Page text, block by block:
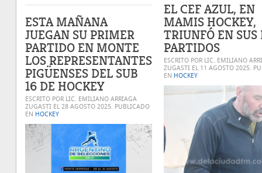
ESTA MAÑANA
JUEGAN SU PRIMER
PARTIDO EN MONTE
LOS REPRESENTANTES
PIGÜENSES DEL SUB
16 DE HOCKEY
ESCRITO POR LIC. EMILIANO ARRIAGA
ZUGASTI EL 28 AGOSTO 2025 . PUBLICADO
EN HOCKEY
EL CEF AZUL, EN
MAMIS HOCKEY,
TRIUNFÓ EN SUS
PARTIDOS
ESCRITO POR LIC. EMILIANO
ZUGASTI EL 11 AGOSTO 2025 .
EN HOCKEY